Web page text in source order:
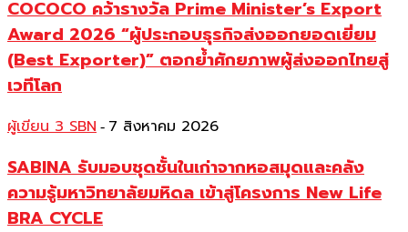
COCOCO คว้ารางวัล Prime Minister’s Export
Award 2026 “ผู้ประกอบธุรกิจส่งออกยอดเยี่ยม
(Best Exporter)” ตอกย้ำศักยภาพผู้ส่งออกไทยสู่
เวทีโลก
ผู้เขียน 3 SBN - 7 สิงหาคม 2026
SABINA รับมอบชุดชั้นในเก่าจากหอสมุดและคลัง
ความรู้มหาวิทยาลัยมหิดล เข้าสู่โครงการ New Life
BRA CYCLE